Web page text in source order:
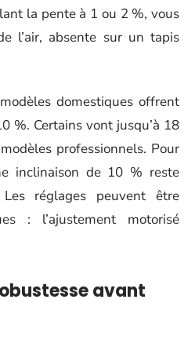
la pente à 1 ou 2 %, vous
l’air, absente sur un tapis
domestiques offrent
%. Certains vont jusqu’à 18
professionnels. Pour
inclinaison de 10 % reste
réglages peuvent être
: l’ajustement motorisé
avant